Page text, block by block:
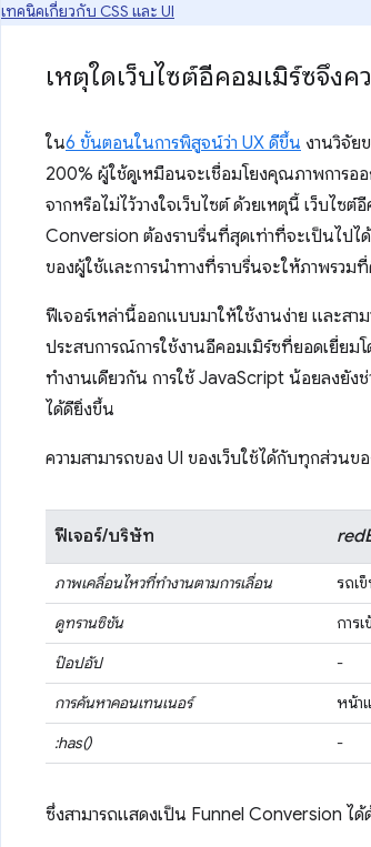
เทคนิคเกี่ยวกับ CSS และ UI
เหตุใดเว็บไซต์อีคอมเมิร์ซจึงค
ใน6 ขั้นตอนในการพิสูจน์ว่า UX ดีขึ้น งานวิจัย
200% ผู้ใช้ดูเหมือนจะเชื่อมโยงคุณภาพการอ
จากหรือไม่ไว้วางใจเว็บไซต์ ด้วยเหตุนี้ เว็บไซ
Conversion ต้องราบรื่นที่สุดเท่าที่จะเป็นไปไ
ของผู้ใช้และการนําทางที่ราบรื่นจะให้ภาพรวม
ฟีเจอร์เหล่านี้ออกแบบมาให้ใช้งานง่าย และส
ประสบการณ์การใช้งานอีคอมเมิร์ซที่ยอดเยี่ยม
ทำงานเดียวกัน การใช้ JavaScript น้อยลงยัง
ได้ดียิ่งขึ้น
ความสามารถของ UI ของเว็บใช้ได้กับทุกส่วน
ฟีเจอร์/บริษัท
ภาพเคลื่อนไหวที่ทำงานตามการเลื่อน รถเ
ดูทรานซิชัน
การ
ป๊อปอัป
-
การค้นหาคอนเทนเนอร์
หน้า
:has()
-
ซึ่งสามารถแสดงเป็น Funnel Conversion ได้